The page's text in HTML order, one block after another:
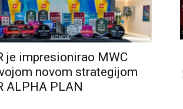
je impresionirao MWC
novom strategijom
ALPHA PLAN